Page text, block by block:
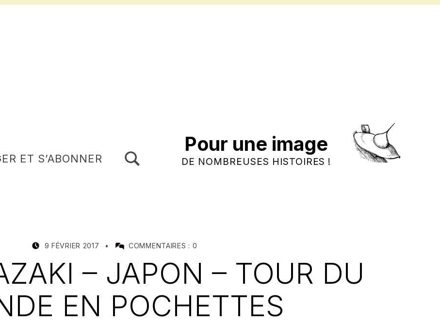
Pour une image
DE NOMBREUSES HISTOIRES !
ET S’ABONNER
– JAPON – TOUR DU
EN POCHETTES
POSTED ON:
9 FÉVRIER 2017 WRITTEN BY:
MEALIN
COMMENTAIRES : 0